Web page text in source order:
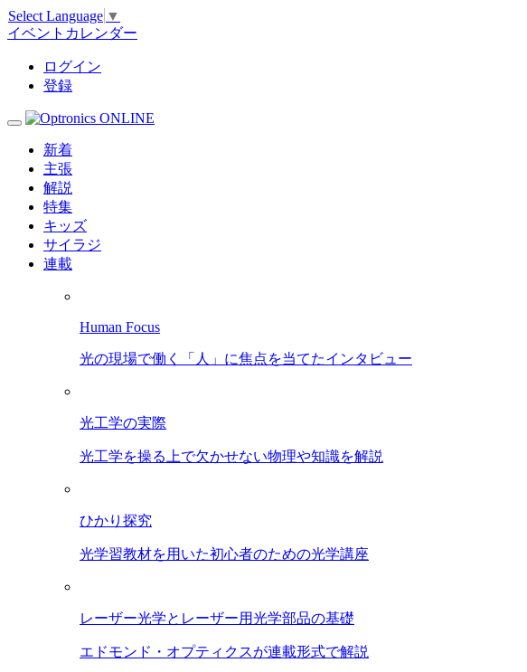
Select Language ▼
イベントカレンダー
ログイン
登録
新着
主張
解説
特集
キッズ
サイラジ
連載
Human Focus
光の現場で働く「人」に焦点を当てたインタビュー
光工学の実際
光工学を操る上で欠かせない物理や知識を解説
ひかり探究
光学習教材を用いた初心者のための光学講座
レーザー光学とレーザー用光学部品の基礎
エドモンド・オプティクスが連載形式で解説